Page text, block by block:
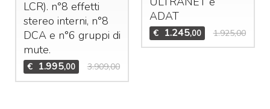
LCR). n°8 effetti
stereo interni, n°8
DCAe n°6 gruppi di
mute.
€ 1.995,00 3.909,00
ADAT
€ 1.245,00 1.925,00